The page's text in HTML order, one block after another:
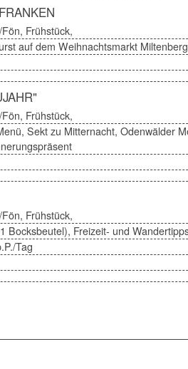
Frühstück,
auf dem Weihnachtsmarkt
Frühstück,
Sekt zu Mitternacht, Odenwälder
Frühstück,
Bocksbeutel), Freizeit- und
Tag